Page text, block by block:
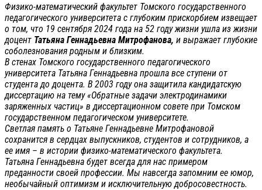
Физико-математический факультет Томского государственного
педагогического университета с глубоким прискорбием извещает
о том, что 19 сентября 2024 года на 52 году жизни ушла из жизни
доцент Татьяна Геннадьевна Митрофанова, и выражает глубокие
соболезнования родным и близким.
В стенах Томского государственного педагогического
университета Татьяна Геннадьевна прошла все ступени от
студента до доцента. В 2003 году она защитила кандидатскую
диссертацию на тему «Обратные задачи электродинамики
заряженных частиц» в диссертационном совете при Томском
государственном педагогическом университете.
Светлая память о Татьяне Геннадьевне Митрофановой
сохранится в сердцах выпускников, студентов и сотрудников, а
ее имя – в истории физико-математического факультета.
Татьяна Геннадьевна будет всегда для нас примером
преданности своей профессии. Мы навсегда запомним ее юмор,
необычайный оптимизм и исключительную добросовестность.